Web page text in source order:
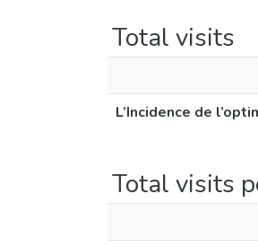
Total visits
L’Incidence de
Total visits